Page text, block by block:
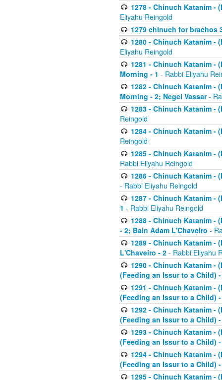
1278 - Chinuch Katanim -
Eliyahu Reingold
1279 chinuch for brachos
1280 - Chinuch Katanim -
Eliyahu Reingold
1281 - Chinuch Katanim -
Morning - 1 - Rabbi Eliyahu
1282 - Chinuch Katanim -
Morning - 2; Negel Vassar-
1283 - Chinuch Katanim -
Reingold
1284 - Chinuch Katanim -
Reingold
1285 - Chinuch Katanim -
Rabbi Eliyahu Reingold
1286 - Chinuch Katanim -
- Rabbi Eliyahu Reingold
1287 - Chinuch Katanim -
1 - Rabbi Eliyahu Reingold
1288 - Chinuch Katanim -
- 2; Bain Adam L'Chaveiro -
1289 - Chinuch Katanim -
L'Chaveiro - 2 - Rabbi Eliyahu
1290 - Chinuch Katanim -
(Feeding an Issur to a Child)
1291 - Chinuch Katanim -
(Feeding an Issur to a Child)
1292 - Chinuch Katanim -
(Feeding an Issur to a Child)
1293 - Chinuch Katanim -
(Feeding an Issur to a Child)
1294 - Chinuch Katanim -
(Feeding an Issur to a Child)
1295 - Chinuch Katanim -